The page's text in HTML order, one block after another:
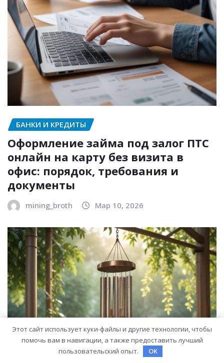
БАНКИ И КРЕДИТЫ
Оформление займа под залог ПТС
онлайн на карту без визита в
офис: порядок, требования и
документы
mining_broth Мар 10, 2026
Этот сайт использует куки-файлы и другие технологии, чтобы
помочь вам в навигации, а также предоставить лучший
пользовательский опыт.
OK